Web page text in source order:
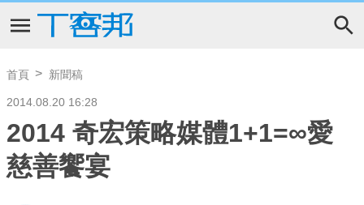
首頁 新聞稿
2014.08.20 16:28
2014 奇宏策略媒體1+1=∞愛
慈善饗宴